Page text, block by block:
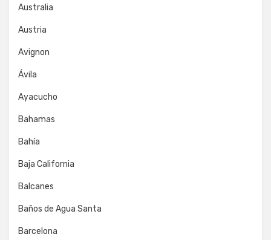
Australia
Austria
Avignon
Ávila
Ayacucho
Bahamas
Bahía
Baja California
Balcanes
Baños de Agua Santa
Barcelona